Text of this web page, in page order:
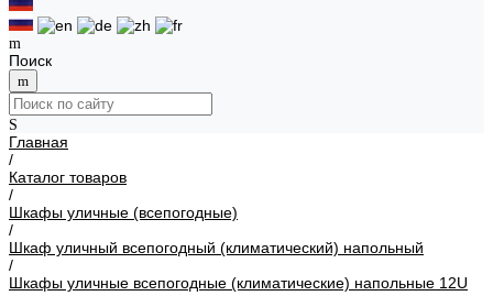
Поиск
Главная
/
Каталог товаров
/
Шкафы уличные (всепогодные)
/
Шкаф уличный всепогодный (климатический) напольный
/
Шкафы уличные всепогодные (климатические) напольные 12U